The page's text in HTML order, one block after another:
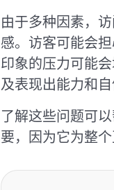
由于多种因素，
感。访客可能会
印象的压力可能
及表现出能力和
了解这些问题可
要，因为它为整